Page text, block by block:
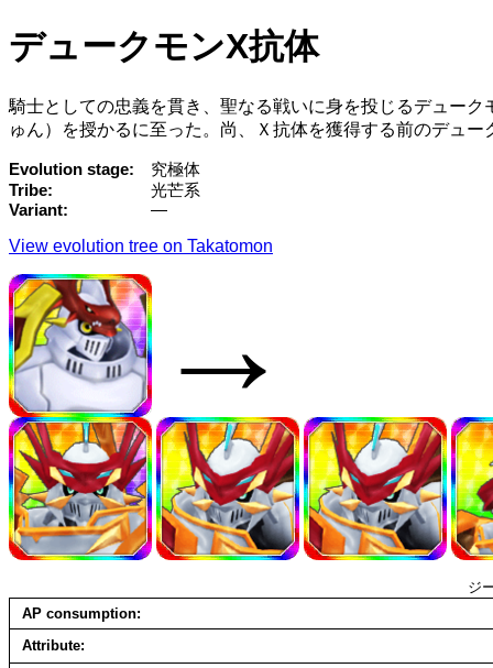
デュークモンX抗体
騎士としての忠義を貫き、聖なる戦いに身を投じるデュー
ゅん）を授かるに至った。尚、Ｘ抗体を獲得する前のデュ
Evolution stage
究極体
Tribe
光芒系
Variant
—
View evolution tree on Takatomon
→
ジ
AP consumption
Attribute